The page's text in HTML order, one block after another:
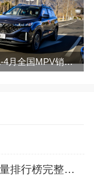
2022年1-4月全国MPV销量排行榜完整版
2021年11月MPV汽车厂商销量排行榜完整版名单